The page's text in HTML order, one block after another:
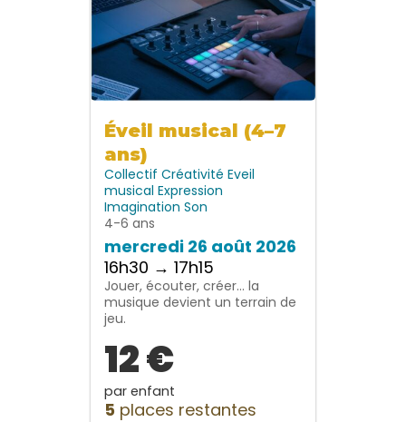
Éveil musical (4–7
ans)
Collectif Créativité Eveil
musical Expression
Imagination Son
4-6 ans
mercredi 26 août 2026
16h30 → 17h15
Jouer, écouter, créer… la
musique devient un terrain de
jeu.
12 €
par enfant
5 places restantes